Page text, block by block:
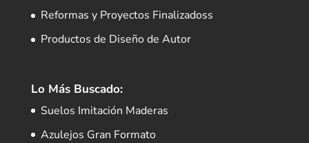
Reformas y Proyectos Finalizadoss
Productos de Diseño de Autor
Lo Más Buscado:
Suelos Imitación Maderas
Azulejos Gran Formato